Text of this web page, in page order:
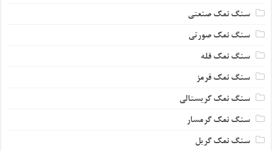
سنگ نمک صنعتی
سنگ نمک صورتی
سنگ نمک فله
سنگ نمک قرمز
سنگ نمک کریستالی
سنگ نمک گرمسار
سنگ نمک گریل